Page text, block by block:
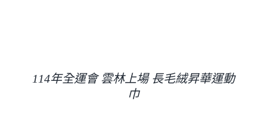
114年全運會 雲林上場 長毛絨昇華運動
巾